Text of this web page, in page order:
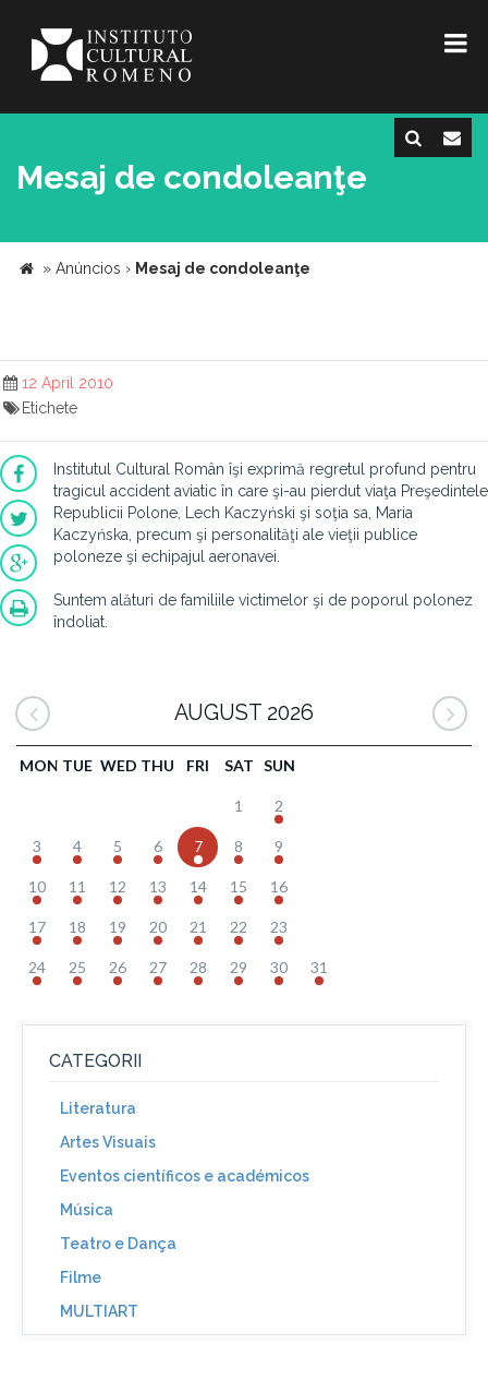
Mesaj de condoleanţe
» Anúncios › Mesaj de condoleanţe
12 April 2010
Etichete
Institutul Cultural Român îşi exprimă regretul profund pentru
tragicul accident aviatic în care şi-au pierdut viaţa Preşedintele
Republicii Polone, Lech Kaczyński şi soţia sa, Maria
Kaczyńska, precum şi personalităţi ale vieţii publice
poloneze şi echipajul aeronavei.
Suntem alături de familiile victimelor şi de poporul polonez
îndoliat.
AUGUST 2026
MON TUE WED THU FRI SAT SUN
1 2
3 4 5 6 7 8 9
10 11 12 13 14 15 16
17 18 19 20 21 22 23
24 25 26 27 28 29 30 31
CATEGORII
Literatura
Artes Visuais
Eventos científicos e académicos
Música
Teatro e Dança
Filme
MULTIART